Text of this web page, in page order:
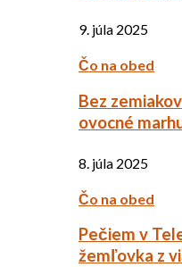
9. júla 2025
Čo na obed
Bez
ovocné
8. júla 2025
Čo na obed
Pečiem v
žemľovka z